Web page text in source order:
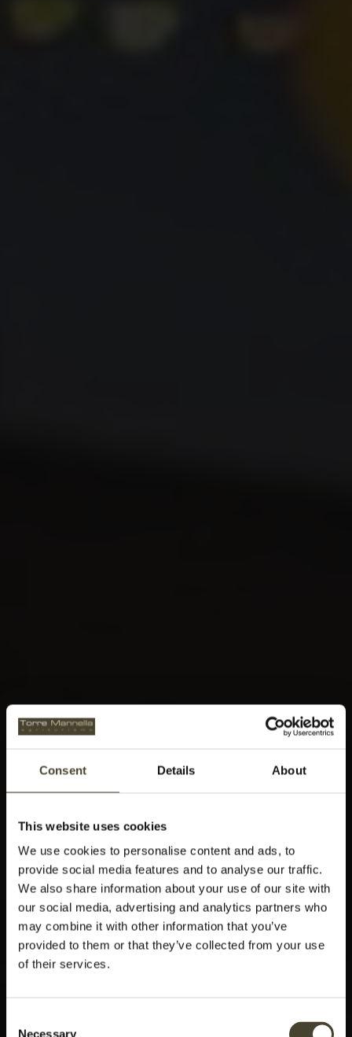
Consent Details About
This website uses cookies
We use cookies to personalise content and ads, to
provide social media features and to analyse our traffic.
We also share information about your use of our site with
our social media, advertising and analytics partners who
may combine it with other information that you’ve
provided to them or that they’ve collected from your use
of their services.
Necessary